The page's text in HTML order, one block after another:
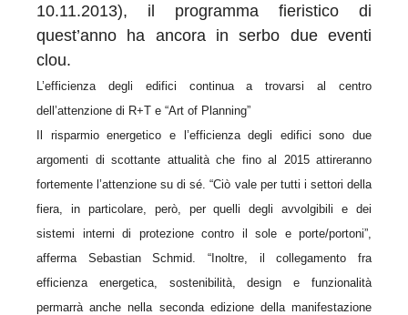
10.11.2013), il programma fieristico di
quest’anno ha ancora in serbo due eventi
clou.
L’efficienza degli edifici continua a trovarsi al centro
dell’attenzione di R+T e “Art of Planning”
Il risparmio energetico e l’efficienza degli edifici sono due
argomenti di scottante attualità che fino al 2015 attireranno
fortemente l’attenzione su di sé. “Ciò vale per tutti i settori della
fiera, in particolare, però, per quelli degli avvolgibili e dei
sistemi interni di protezione contro il sole e porte/portoni”,
afferma Sebastian Schmid. “Inoltre, il collegamento fra
efficienza energetica, sostenibilità, design e funzionalità
permarrà anche nella seconda edizione della manifestazione